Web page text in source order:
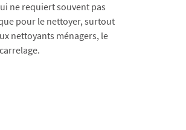
ne requiert souvent pas
pour le nettoyer, surtout
nettoyants ménagers, le